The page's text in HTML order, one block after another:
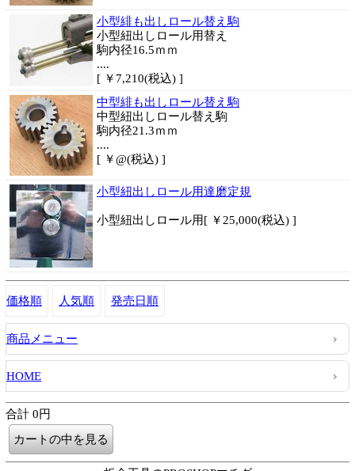
小型緋も出しロール替え駒
小型紐出しロール用替え
駒内径16.5ｍｍ
....
[ ￥7,210(税込) ]
中型緋も出しロール替え駒
中型紐出しロール替え駒
駒内径21.3ｍｍ
....
[ ￥@(税込) ]
小型紐出しロール用達磨定規
小型紐出しロール用[ ￥25,000(税込) ]
価格順 人気順 発売日順
商品メニュー
HOME
合計 0円